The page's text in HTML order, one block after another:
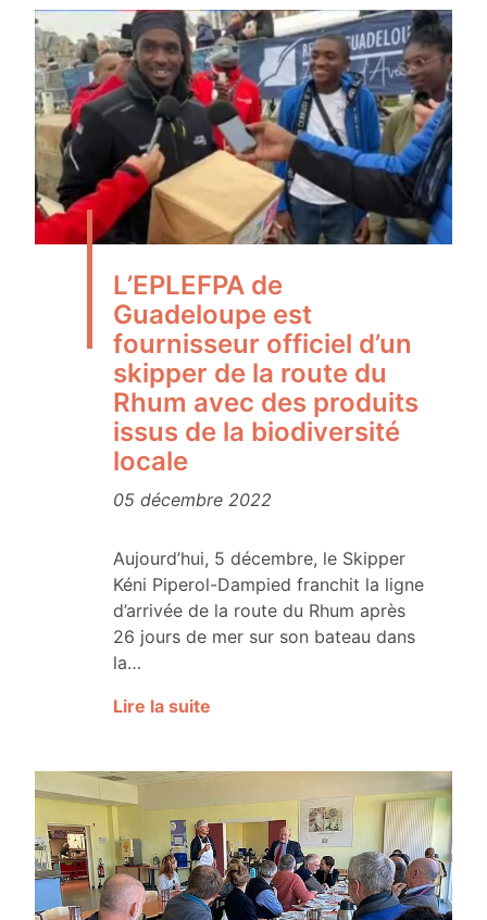
L’EPLEFPA de
Guadeloupe est
fournisseur officiel d’un
skipper de la route du
Rhum avec des produits
issus de la biodiversité
locale
05 décembre 2022
Aujourd’hui, 5 décembre, le Skipper
Kéni Piperol-Dampied franchit la ligne
d’arrivée de la route du Rhum après
26 jours de mer sur son bateau dans
la…
Lire la suite